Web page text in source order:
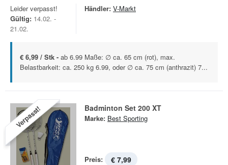
Leider verpasst!
Gültig: 14.02. -
21.02.
Händler: V-Markt
€ 6,99 / Stk - ab 6.99 Maße: ∅ ca. 65 cm (rot), max.
Belastbarkeit: ca. 250 kg 6.99, oder ∅ ca. 75 cm (anthrazit) 7...
Verpasst! Badminton Set 200 XT
Marke: Best Sporting
Preis: € 7,99